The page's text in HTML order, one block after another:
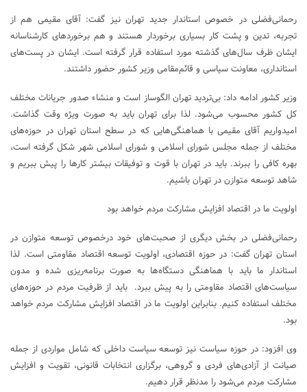
رحمانی‌فضلی در خصوص استاندار جدید تهران نیز گفت: آقای مقیمی هم از
تجربه، تدین و پشت کار بسیاری برخوردار هستند و هم برخوردهای کارشناسانه
ایشان ظرف سال‌های گذشته مورد استفاده قرار گرفته است. ایشان در پست‌های
استانداری، معاونت سیاسی و قائم‌مقامی وزیر کشور حضور داشتند.
وزیر کشور ادامه داد: بی‌تردید تهران الگوساز است و منشاء صدور جریانات مختلف
کل کشور محسوب می‌شود. لذا برای تهران باید به صورت ویژه وقت گذاشت.
امیدواریم آقای مقیمی با هماهنگی‌هایی که در سطح استان تهران در حوزه‌های
مختلف از جمله مجلس شورای اسلامی و شورای اسلامی شهر شکل گرفته است،
بهره کافی را ببرند. باید در تهران با قوت و توفیقات بیشتر کارها را پیش ببریم و
شاهد توسعه متوازن در تهران باشیم.
اولویت ما در اقتصاد افزایش مشارکت مردم خواهد بود
رحمانی‌فضلی در بخش دیگری از صحبت‌های خود درخصوص توسعه متوازن در
استان تهران گفت: در حوزه اقتصادی، اولویت توسعه اقتصاد مقاومتی است. لذا
استاندار ما باید با هماهنگی دستگاه‌ها به صورت برنامه‌ریزی شده و مدون
سیاست‌های اقتصاد مقاومتی را به پیش ببرد. باید از ظرفیت مردم در حوزه‌های
مختلف استفاده کنیم. بنابراین اولویت ما در اقتصاد افزایش مشارکت مردم خواهد
بود.
وی افزود: در حوزه سیاست نیز توسعه سیاست داخلی که شامل مواردی از جمله
صیانت از آزادی‌های فردی و گروهی، برگزاری انتخابات قانونی، تقویت و افزایش
مشارکت مردم می‌شود را مدنظر قرار دهیم.